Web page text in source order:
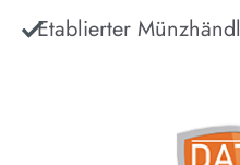
Etablierter